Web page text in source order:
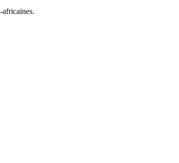
africaines.